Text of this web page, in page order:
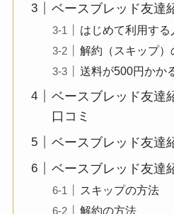
ベースブレッド友達
はじめて利用する
解約（スキップ
送料が500円かか
ベースブレッド友達
口コミ
ベースブレッド友達
ベースブレッド友達
スキップの方法
解約の方法